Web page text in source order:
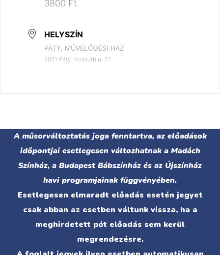
3800 Ft.
HELYSZÍN
PÁTY, MŰVELŐDÉSI HÁZ
2071 Páty, Kossuth u. 77.
A műsorváltoztatás joga fenntartva, az előadások
időpontjai esetlegesen változhatnak a Madách
Színház, a Budapest Bábszínház és az Újszínház
havi programjainak függvényében.
Esetlegesen elmaradt előadás esetén jegyet
csak abban az esetben váltunk vissza, ha a
meghirdetett pót előadás sem kerül
megrendezésre.